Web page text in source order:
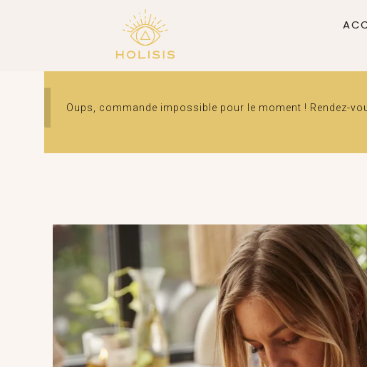
Oups, commande impossible pour le moment ! Rendez-